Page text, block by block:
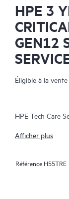
HPE 3
GEN12
Éligible à la
HPE Tech Care
mode as-a-
proactive des
des spécialistes
Afficher plus
Référence H55TRE